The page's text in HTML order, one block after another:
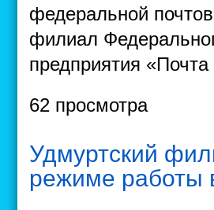
федеральной
филиал
предприятия
62 просмотра
Удмуртский
режиме работы